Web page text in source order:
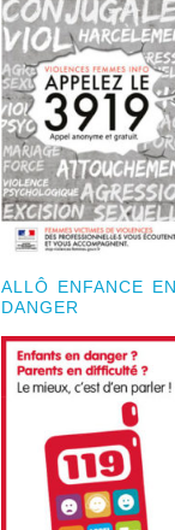
ALLÔ ENFANCE EN
DANGER